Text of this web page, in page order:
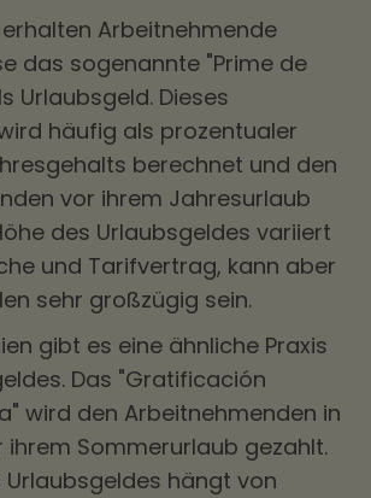
erhalten Arbeitnehmende
das sogenannte "Prime de
Urlaubsgeld. Dieses
häufig als prozentualer
berechnet und den
vor ihrem Jahresurlaub
des Urlaubsgeldes variiert
und Tarifvertrag, kann aber
sehr großzügig sein.
gibt es eine ähnliche Praxis
Das "Gratificación
wird den Arbeitnehmenden in
ihrem Sommerurlaub gezahlt.
Urlaubsgeldes hängt von